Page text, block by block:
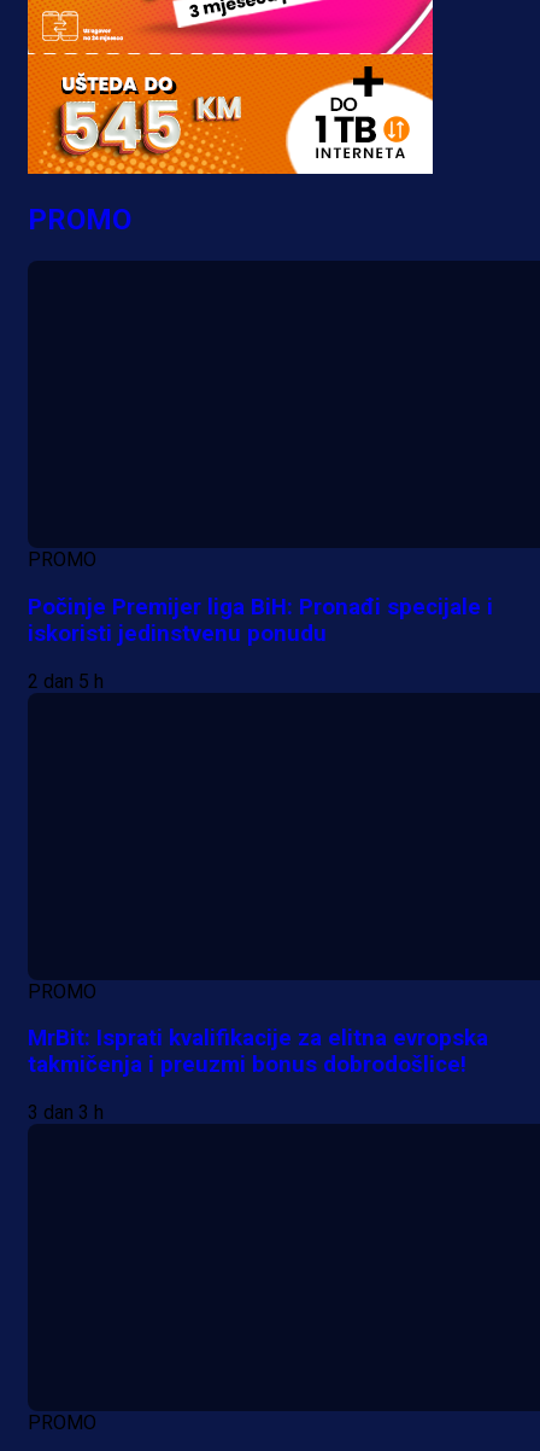
PROMO
PROMO
Počinje Premijer liga BiH: Pronađi specijale i
iskoristi jedinstvenu ponudu
2 dan 5 h
PROMO
MrBit: Isprati kvalifikacije za elitna evropska
takmičenja i preuzmi bonus dobrodošlice!
3 dan 3 h
PROMO